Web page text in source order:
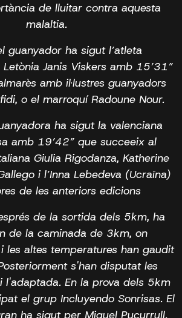
de lluitar contra aquesta
malaltia.
guanyador ha sigut l’atleta
Janis Viskers amb 15’31”
amb il·lustres guanyadors
o el marroquí Radoune Nour.
ha sigut la valenciana
amb 19’42” que succeeix al
Giulia Rigodanza, Katherine
i l’Inna Lebedeva (Ucraïna)
de les anteriors edicions
de la sortida dels 5km, ha
de la caminada de 3km, on
les altes temperatures han gaudit
s'han disputat les
l'adaptada. En la prova dels 5km
el grup Incluyendo Sonrisas. El